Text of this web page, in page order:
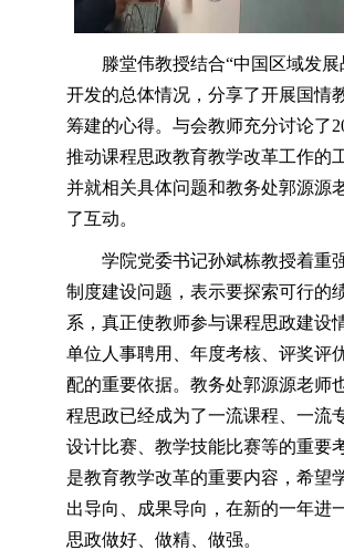
滕堂伟教授结合“中国区域发展
开发的总体情况，分享了开展国情
筹建的心得。与会教师充分讨论了
推动课程思政教育教学改革工作的
并就相关具体问题和教务处郭源源
了互动。
学院党委书记孙斌栋教授着重
制度建设问题，表示要探索可行的
系，真正使教师参与课程思政建设
单位人事聘用、年度考核、评奖评
配的重要依据。教务处郭源源老师
程思政已经成为了一流课程、一流
设计比赛、教学技能比赛等的重要
是教育教学改革的重要内容，希望
出导向、成果导向，在新的一年进
思政做好、做精、做强。